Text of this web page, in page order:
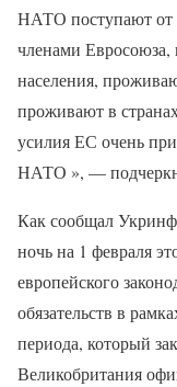
НАТО поступают от
членами Евросоюза,
населения,
проживают в
усилия ЕС очень
НАТО », —
Как сообщал
ночь на 1 февраля
европейского
обязательств в
периода, который
Великобритания